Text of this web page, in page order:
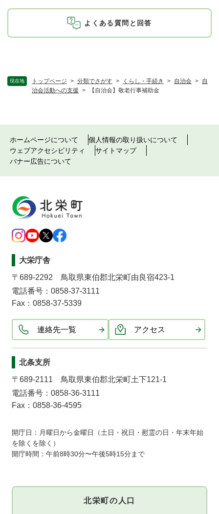
現在地 トップページ > 分類でさがす > くらし・手続き > 自治会 > 自
治会活動への支援 > 【自治会】敬老行事補助金
よくある質問と回答
ホームページについて
個人情報の取り扱いについて
ウェブアクセシビリティ
サイトマップ
バナー広告について
大栄庁舎
〒689-2292 鳥取県東伯郡北栄町由良宿423-1
電話番号：0858-37-3111
Fax：0858-37-5339
連絡先一覧 アクセス
北条支所
〒689-2111 鳥取県東伯郡北栄町土下121-1
電話番号：0858-36-3111
Fax：0858-36-4595
開庁日：月曜日から金曜日（土日・祝日・慰霊の日・年末年始
を除くを除く）
開庁時間：午前8時30分〜午後5時15分まで
北栄町の人口